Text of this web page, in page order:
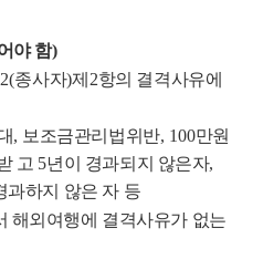
야 함)
2(종사자)제 2항의 결격사유에
, 보조금관리법위반, 100만원
고 5년이 경과되지 않은자,
과하지 않은 자 등
해외여행에 결격사유가 없는